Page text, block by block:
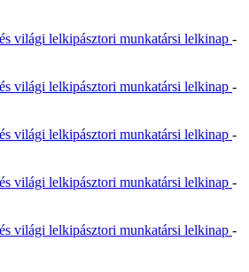
világi lelkipásztori munkatársi lelkinap -
világi lelkipásztori munkatársi lelkinap -
világi lelkipásztori munkatársi lelkinap -
világi lelkipásztori munkatársi lelkinap -
világi lelkipásztori munkatársi lelkinap -